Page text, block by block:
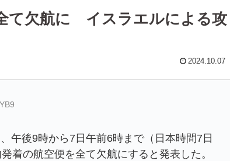
て欠航に イスラエルによる攻
2024.10.07
後9時から7日午前6時まで（日本時間7日
着の航空便を全て欠航にすると発表した。